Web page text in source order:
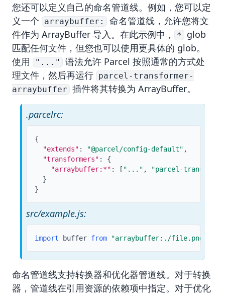
您还可以定义自己的命名管道线。例如，您可以定
义一个
arraybuffer:
命名管道线，允许您将文
件作为 ArrayBuffer 导入。在此示例中， *
glob
匹配任何文件，但您也可以使用更具体的 glob。
使用
"..."
语法允许 Parcel 按照通常的方式处
理文件，然后再运行 parcel-transformer-
arraybuffer 插件将其转换为 ArrayBuffer。
.parcelrc:
{
"extends" : "@parcel/config-default" ,
"transformers" :
{
"arraybuffer:*" : [ "..." ,
"parcel-
}
}
src/example.js:
import buffer from "arraybuffer:./file.png"
命名管道线支持转换器和优化器管道线。对于转换
器，管道线在引用资源的依赖项中指定。对于优化